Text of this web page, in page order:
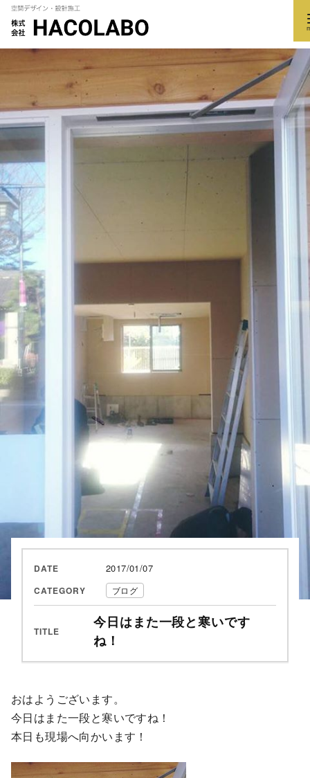
ン
ツ
へ
移
動
DATE 2017/01/07
CATEGORY ブログ
TITLE
今日はまた一段と寒いです
ね！
おはようございます。
今日はまた一段と寒いですね！
本日も現場へ向かいます！